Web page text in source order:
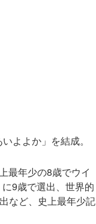
よよか」を結成。
最年少の8歳でウイ
9歳で選出、世界的
など、史上最年少記